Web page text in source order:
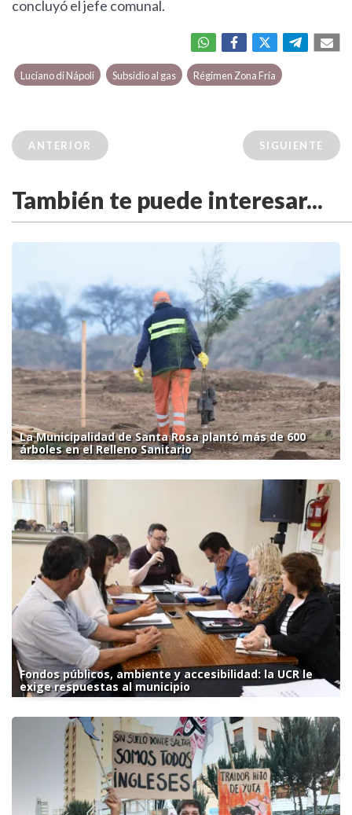
concluyó el jefe comunal.
Luciano di Nápoli Subsidio al gas Régimen Zona Fría
ANTERIOR SIGUIENTE
También te puede interesar...
La Municipalidad de Santa Rosa plantó más de 600
árboles en el Relleno Sanitario
Fondos públicos, ambiente y accesibilidad: la UCR le
exige respuestas al municipio